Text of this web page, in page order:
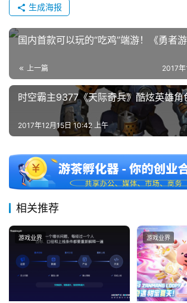
茶
奖
7
月
0
日
游
茶
对
会
生成海报
国内首款可以玩的“​吃鸡”端游！《勇者
上一篇 2017
时空霸主9377《天际奇兵》酷炫英雄角
2017年12月15日 10:42 上午
相关推荐
游戏业界 游戏业界